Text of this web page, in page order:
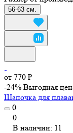
56-63 см.
от 770 ₽
-24% Выгодная
Шапочка для
0
0
В наличии: 11